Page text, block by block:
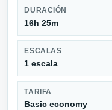
DURACIÓN
16h 25m
ESCALAS
1 escala
TARIFA
Basic economy